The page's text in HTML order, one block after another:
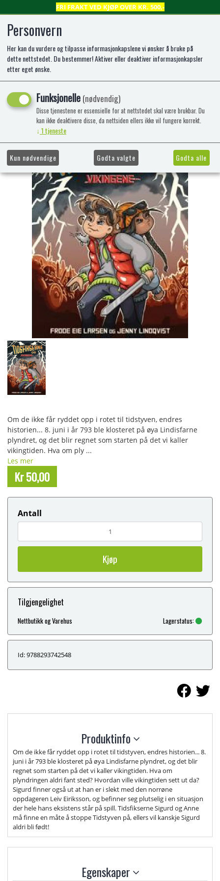
FRI FRAKT VED KJØP OVER KR. 500,-
0
Tidsfikserne og vikingene
innbundet, Norsk (bokmål), 2022
Om de ikke får ryddet opp i rotet til tidstyven, endres
historien... 8. juni i år 793 ble klosteret på øya Lindisfarne
plyndret, og det blir regnet som starten på det vi kaller
vikingtiden. Hva om ply ...
Les mer
Kr 50,00
Antall
Kjøp
Tilgjengelighet
Nettbutikk og Varehus Lagerstatus:
Id: 9788293742548
Produktinfo
Om de ikke får ryddet opp i rotet til tidstyven, endres historien... 8.
juni i år 793 ble klosteret på øya Lindisfarne plyndret, og det blir
regnet som starten på det vi kaller vikingtiden. Hva om
plyndringen aldri fant sted? Hvordan ville vikingtiden sett ut da?
Sigurd finner også ut at han er i slekt med den norrøne
oppdageren Leiv Eiriksson, og befinner seg plutselig i en situasjon
der hele hans eksistens står på spill. Tidsfikserne Sigurd og Anne
må finne en måte å stoppe Tidstyven på, ellers vil kanskje Sigurd
aldri bli født!
Egenskaper
Personvern
Her kan du vurdere og tilpasse informasjonkapslene vi ønsker å bruke på
dette nettstedet. Du bestemmer! Aktiver eller deaktiver informasjonkapsler
etter eget ønske.
Funksjonelle(nødvendig)
Disse tjenestene er essensielle for at nettstedet skal være brukbar. Du
kan ikke deaktivere disse, da nettsiden ellers ikke vil fungere korrekt.
↓ 1tjeneste
Kun nødvendige Godta valgte Godta alle